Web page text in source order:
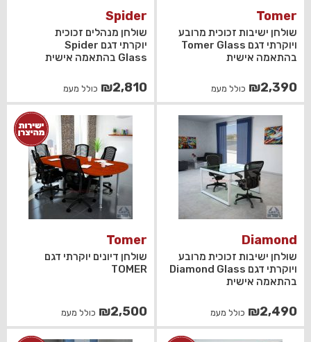
Tomer
שולחן ישיבות זכוכית מרובע
ויוקרתי דגם Tomer Glass
בהתאמה אישית
₪2,390 כולל מעמ
Spider
שולחן מנהלים זכוכית
יוקרתי דגם Spider
Glass בהתאמה אישית
₪2,810 כולל מעמ
Diamond
שולחן ישיבות זכוכית מרובע
ויוקרתי דגם Diamond Glass
בהתאמה אישית
₪2,490 כולל מעמ
Tomer
שולחן דיונים יוקרתי דגם
TOMER
₪2,500 כולל מעמ